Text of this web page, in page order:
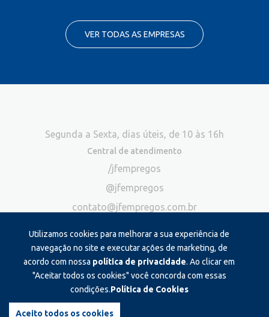
VER TODAS AS EMPRESAS
Utilizamos cookies para melhorar a sua experiência de
navegação no site e executar ações de marketing, de
acordo com nossa política de privacidade. Ao clicar em
"Aceitar todos os cookies" você concorda com essas
condições.Política de Cookies
Aceito todos os cookies
Segunda a Sexta, dias úteis, de 10 às 16h
Central de atendimento
/jfempregos
@jfempregos
contato@jfempregos.com.br
Publicidade
*Exclusivo para atendimento via chat. Não atendemos ligações neste
canal
Produzido e administrado por: